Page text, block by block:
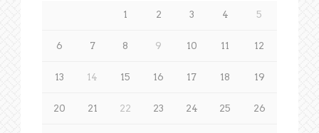
1 2 3 4 5
6 7 8 9 10 11 12
13 14 15 16 17 18 19
20 21 22 23 24 25 26